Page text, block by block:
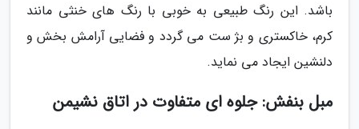
باشد. این رنگ طبیعی به خوبی با رنگ های خنثی مانند
کرم، خاکستری و بژ ست می گردد و فضایی آرامش بخش و
دلنشین ایجاد می نماید.
مبل بنفش: جلوه ای متفاوت در اتاق نشیمن